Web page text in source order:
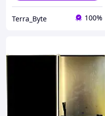
Terra_Byte 100%